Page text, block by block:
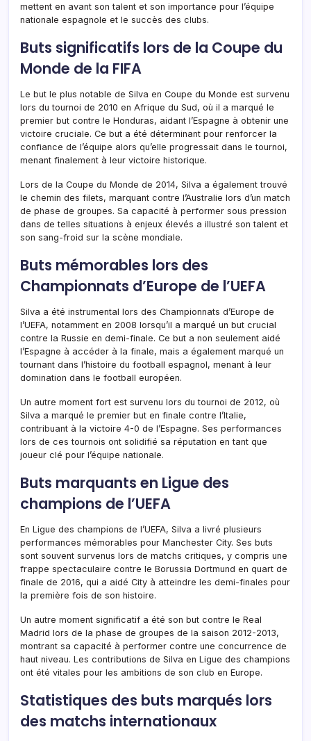
mettent en avant son talent et son importance pour l’équipe
nationale espagnole et le succès des clubs.
Buts significatifs lors de la Coupe du
Monde de la FIFA
Le but le plus notable de Silva en Coupe du Monde est survenu
lors du tournoi de 2010 en Afrique du Sud, où il a marqué le
premier but contre le Honduras, aidant l’Espagne à obtenir une
victoire cruciale. Ce but a été déterminant pour renforcer la
confiance de l’équipe alors qu’elle progressait dans le tournoi,
menant finalement à leur victoire historique.
Lors de la Coupe du Monde de 2014, Silva a également trouvé
le chemin des filets, marquant contre l’Australie lors d’un match
de phase de groupes. Sa capacité à performer sous pression
dans de telles situations à enjeux élevés a illustré son talent et
son sang-froid sur la scène mondiale.
Buts mémorables lors des
Championnats d’Europe de l’UEFA
Silva a été instrumental lors des Championnats d’Europe de
l’UEFA, notamment en 2008 lorsqu’il a marqué un but crucial
contre la Russie en demi-finale. Ce but a non seulement aidé
l’Espagne à accéder à la finale, mais a également marqué un
tournant dans l’histoire du football espagnol, menant à leur
domination dans le football européen.
Un autre moment fort est survenu lors du tournoi de 2012, où
Silva a marqué le premier but en finale contre l’Italie,
contribuant à la victoire 4-0 de l’Espagne. Ses performances
lors de ces tournois ont solidifié sa réputation en tant que
joueur clé pour l’équipe nationale.
Buts marquants en Ligue des
champions de l’UEFA
En Ligue des champions de l’UEFA, Silva a livré plusieurs
performances mémorables pour Manchester City. Ses buts
sont souvent survenus lors de matchs critiques, y compris une
frappe spectaculaire contre le Borussia Dortmund en quart de
finale de 2016, qui a aidé City à atteindre les demi-finales pour
la première fois de son histoire.
Un autre moment significatif a été son but contre le Real
Madrid lors de la phase de groupes de la saison 2012-2013,
montrant sa capacité à performer contre une concurrence de
haut niveau. Les contributions de Silva en Ligue des champions
ont été vitales pour les ambitions de son club en Europe.
Statistiques des buts marqués lors
des matchs internationaux